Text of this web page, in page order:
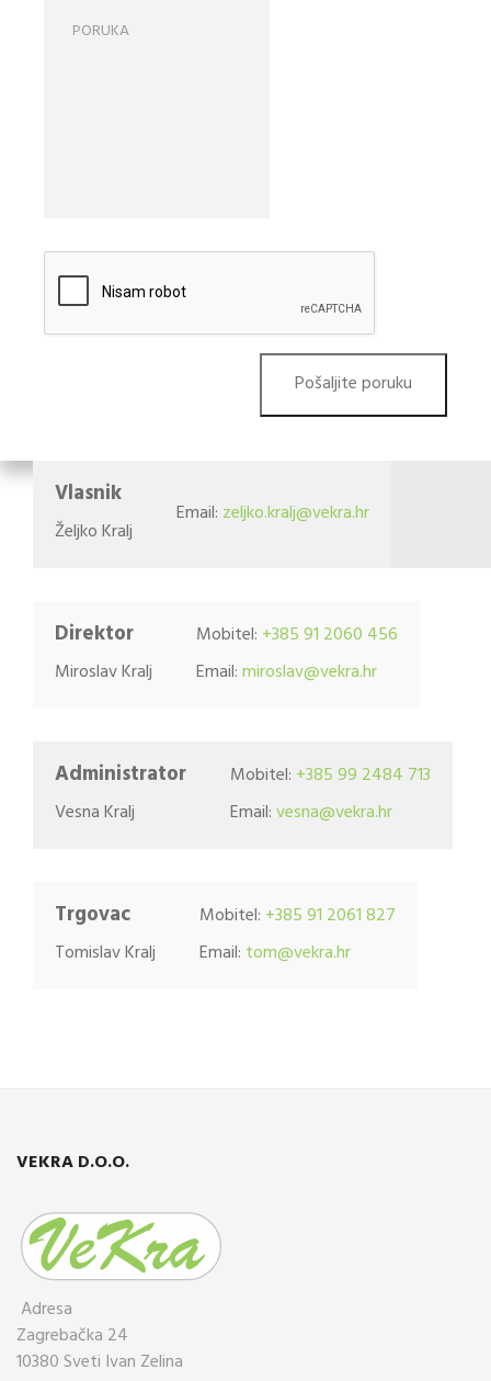
Pošaljite poruku
Vlasnik
Željko Kralj
Email: zeljko.kralj@vekra.hr
Direktor
Miroslav Kralj
Mobitel: +385 91 2060 456
Email:miroslav@vekra.hr
Administrator
Vesna Kralj
Mobitel: +385 99 2484 713
Email:vesna@vekra.hr
Trgovac
Tomislav Kralj
Mobitel: +385 91 2061 827
Email: tom@vekra.hr
VEKRA D.O.O.
Adresa
Zagrebačka 24
10380 Sveti Ivan Zelina